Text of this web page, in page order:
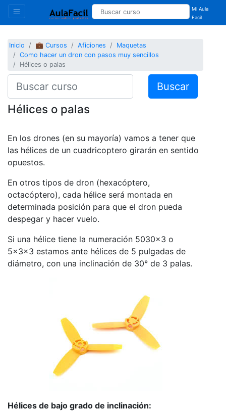
Mi Aula
Facil
Inicio 💼 Cursos Aficiones
Maquetas
Como hacer un dron con pasos muy sencillos
Hélices o palas
Buscar
Hélices o palas
En los drones (en su mayoría) vamos a tener que
las hélices de un cuadricoptero girarán en sentido
opuestos.
En otros tipos de dron (hexacóptero,
octacóptero), cada hélice será montada en
determinada posición para que el dron pueda
despegar y hacer vuelo.
Si una hélice tiene la numeración 5030x3 o
5x3x3 estamos ante hélices de 5 pulgadas de
diámetro, con una inclinación de 30° de 3 palas.
Hélices de bajo grado de inclinación: